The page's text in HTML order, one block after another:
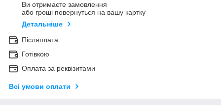
Ви отримаєте замовлення
або гроші повернуться на вашу картку
Детальніше
Післяплата
Готівкою
Оплата за реквізитами
Всі умови оплати